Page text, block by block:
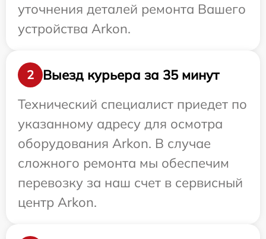
уточнения деталей ремонта Вашего
устройства Arkon.
2
Выезд курьера за 35 минут
Технический специалист приедет по
указанному адресу для осмотра
оборудования Arkon. В случае
сложного ремонта мы обеспечим
перевозку за наш счет в сервисный
центр Arkon.